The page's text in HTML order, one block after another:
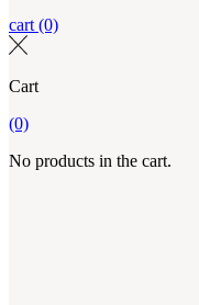
cart (0)
Cart
(0)
No products in the cart.